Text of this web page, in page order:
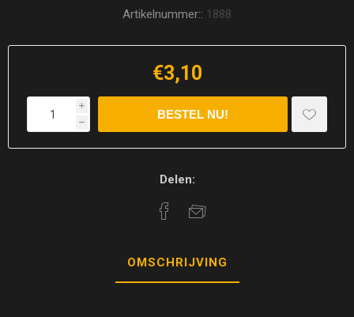
Artikelnummer:: 1888
€3,10
i
h
Delen:
OMSCHRIJVING